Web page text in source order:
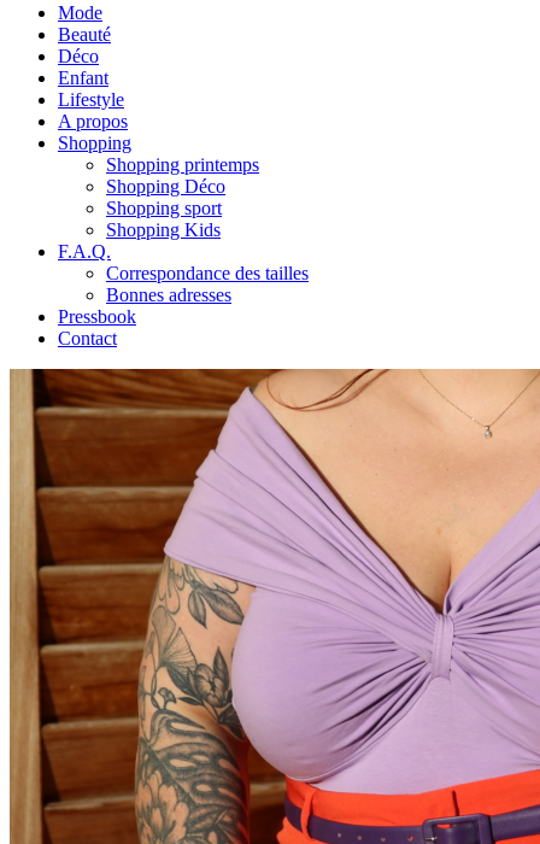
Mode
Beauté
Déco
Enfant
Lifestyle
A propos
Shopping
Shopping printemps
Shopping Déco
Shopping sport
Shopping Kids
F.A.Q.
Correspondance des tailles
Bonnes adresses
Pressbook
Contact